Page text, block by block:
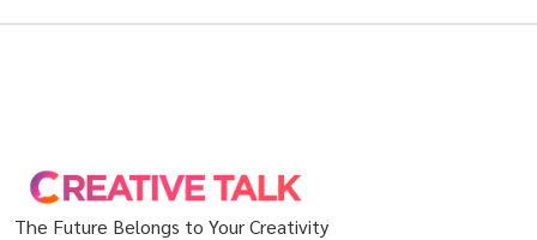
The Future Belongs to Your Creativity